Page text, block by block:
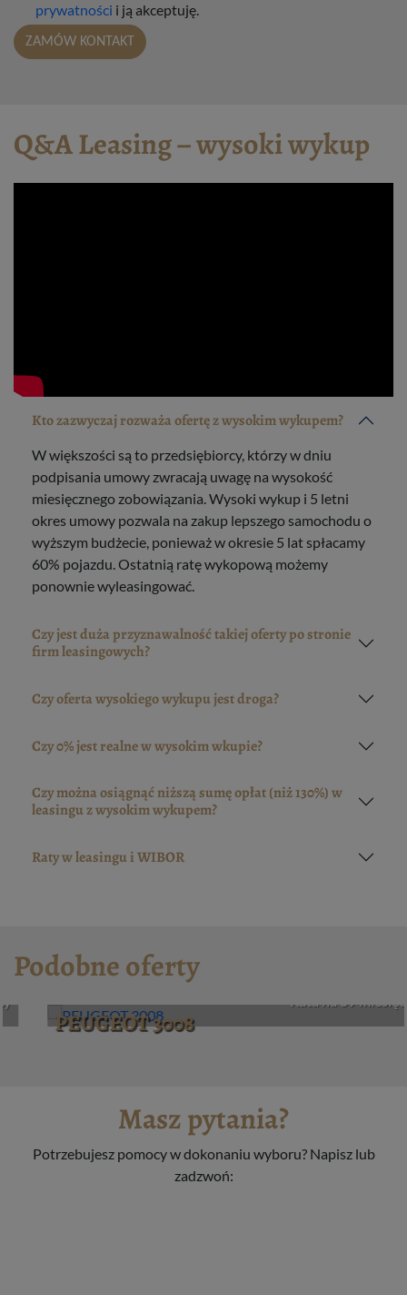
prywatności i ją akceptuję.
ZAMÓW KONTAKT
Q&A Leasing – wysoki wykup
Kto zazwyczaj rozważa ofertę z wysokim wykupem?
W większości są to przedsiębiorcy, którzy w dniu
podpisania umowy zwracają uwagę na wysokość
miesięcznego zobowiązania. Wysoki wykup i 5 letni
okres umowy pozwala na zakup lepszego samochodu o
wyższym budżecie, ponieważ w okresie 5 lat spłacamy
60% pojazdu. Ostatnią ratę wykopową możemy
ponownie wyleasingować.
Czy jest duża przyznawalność takiej oferty po stronie
firm leasingowych?
Czy oferta wysokiego wykupu jest droga?
Czy 0% jest realne w wysokim wkupie?
Czy można osiągnąć niższą sumę opłat (niż 130%) w
leasingu z wysokim wykupem?
Raty w leasingu i WIBOR
Podobne oferty
PEUGEOT 3008
Rata na 59 miesięcy
Masz pytania?
Potrzebujesz pomocy w dokonaniu wyboru? Napisz lub
zadzwoń: